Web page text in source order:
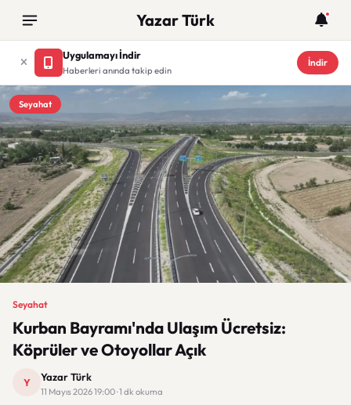
Yazar Türk
Uygulamayı İndir
Haberleri anında takip edin
İndir
Seyahat
Seyahat
Kurban Bayramı'nda Ulaşım Ücretsiz:
Köprüler ve Otoyollar Açık
Y Yazar Türk
11 Mayıs 2026 19:00 · 1 dk okuma